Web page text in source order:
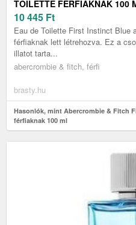
TOILETTE FÉRFIAKNAK 100
10 445 Ft
Eau de Toilette First Instinct Blue
férfiaknak lett létrehozva. Ez a
illatot tarta...
abercrombie & fitch, férfi
brasty.hu
Hasonlók, mint Abercrombie & Fitch
férfiaknak 100 ml